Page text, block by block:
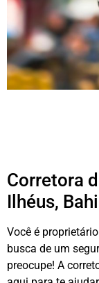
Corretora
Ilhéus,
Você é
busca de um
preocupe! A